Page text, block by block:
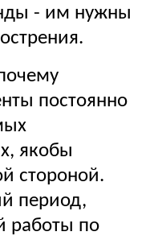
- им нужны
постоянно
якобы
стороной.
период,
работы по